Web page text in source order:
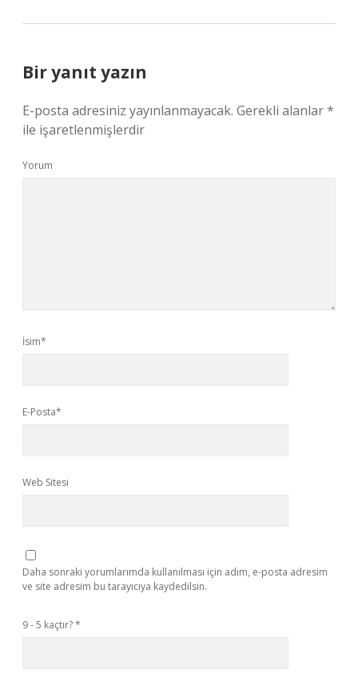
Bir yanıt yazın
E-posta adresiniz yayınlanmayacak. Gerekli alanlar*
ile işaretlenmişlerdir
Yorum
İsim*
E-Posta*
Web Sitesi
Daha sonraki yorumlarımda kullanılması için adım, e-posta adresim
ve site adresim bu tarayıcıya kaydedilsin.
9 - 5 kaçtır?*